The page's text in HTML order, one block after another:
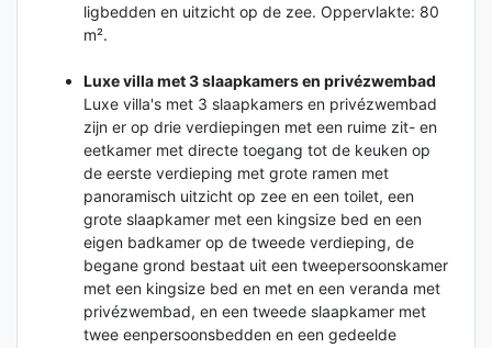
ligbedden en uitzicht op de zee. Oppervlakte: 80
m².
Luxe villa met 3 slaapkamers en privézwembad
Luxe villa's met 3 slaapkamers en privézwembad
zijn er op drie verdiepingen met een ruime zit- en
eetkamer met directe toegang tot de keuken op
de eerste verdieping met grote ramen met
panoramisch uitzicht op zee en een toilet, een
grote slaapkamer met een kingsize bed en een
eigen badkamer op de tweede verdieping, de
begane grond bestaat uit een tweepersoonskamer
met een kingsize bed en met en een veranda met
privézwembad, en een tweede slaapkamer met
twee eenpersoonsbedden en een gedeelde